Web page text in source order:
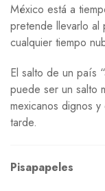
México está a
pretende llevarlo
cualquier tiempo
El salto de un país
puede ser un salto
mexicanos dignos
tarde.
Pisapapeles